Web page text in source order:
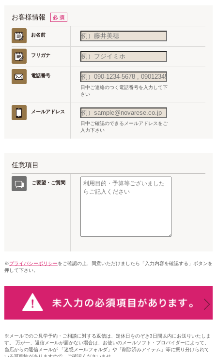
お客様情報
お名前
フリガナ
電話番号
日中ご連絡のつく電話番号を入力して下
さい
メールアドレス
日中ご確認のできるメールアドレスをご
入力下さい
任意項目
ご要望・ご質問
※プライバシーポリシーをご確認の上、同意いただけましたら「入力内容を確認する」ボタンを
押して下さい。
※メールでのご見学予約・ご相談に対する返信は、定休日をのぞき3日間以内にお送りいたしま
す。 万が一、返信メールが届かない場合は、お使いのメールソフト・プロバイダーによって、
当店からの返信メールが 「迷惑メールフォルダ」や「削除済みアイテム」等に振り分けられて